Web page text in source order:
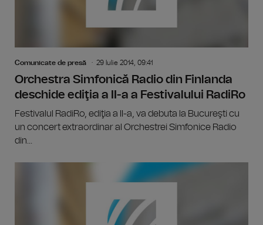
Comunicate de presă 29 Iulie 2014, 09:41
Orchestra Simfonică Radio din Finlanda
deschide ediţia a II-a a Festivalului RadiRo
Festivalul RadiRo, ediţia a II-a, va debuta la Bucureşti cu
un concert extraordinar al Orchestrei Simfonice Radio
din...